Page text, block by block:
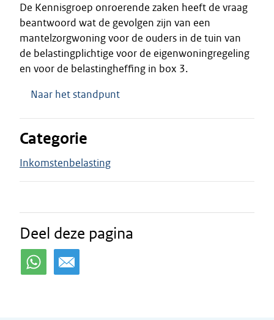
De Kennisgroep onroerende zaken heeft de vraag
beantwoord wat de gevolgen zijn van een
mantelzorgwoning voor de ouders in de tuin van
de belastingplichtige voor de eigenwoningregeling
en voor de belastingheffing in box 3.
Naar het standpunt
Categorie
Inkomstenbelasting
Deel deze pagina